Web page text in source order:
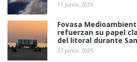
11 junio, 2026
Fovasa
refuerzan su papel
del litoral durante
27 junio, 2025